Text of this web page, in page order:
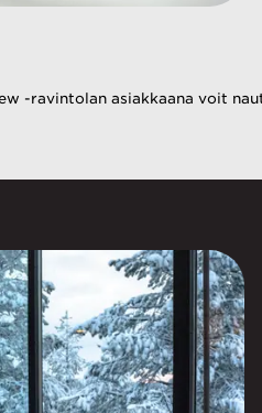
-ravintolan asiakkaana voit